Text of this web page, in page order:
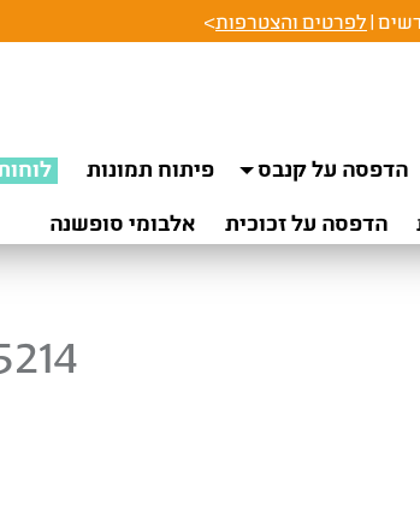
לפרטים והצטרפות>
הדפסה על קנבס פיתוח תמונות
הדפסה על זכוכית אלבומי סופשנה